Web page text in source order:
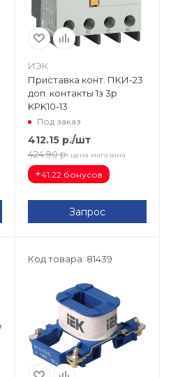
ИЭК
Приставка конт. ПКИ-23
доп. контакты 1з 3р
KPK10-13
Под заказ
412.15р./шт
424.90 р. цена магазина
+41.22 бонусов
Запрос
Код товара: 81439